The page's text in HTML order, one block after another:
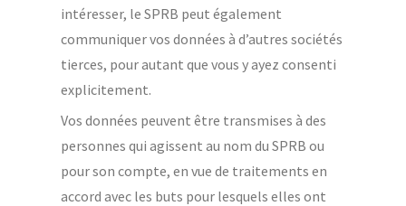
intéresser, le SPRB peut également
communiquer vos données à d’autres sociétés
tierces, pour autant que vous y ayez consenti
explicitement.
Vos données peuvent être transmises à des
personnes qui agissent au nom du SPRB ou
pour son compte, en vue de traitements en
accord avec les buts pour lesquels elles ont